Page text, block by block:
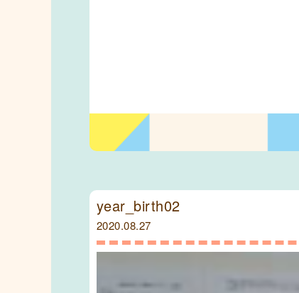
year_birth02
2020.08.27